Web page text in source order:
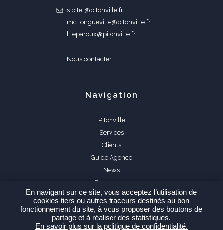
s.pitet@pitchville.fr
mc.longueville@pitchville.fr
l.leparoux@pitchville.fr
Nous contacter
Navigation
Pitchville
Services
Clients
Guide Agence
News
Formations
FAQ
En navigant sur ce site, vous acceptez l’utilisation de
cookies tiers ou autres traceurs destinés au bon
fonctionnement du site, à vous proposer des boutons de
partage et à réaliser des statistiques.
En savoir plus sur la politique de confidentialité.